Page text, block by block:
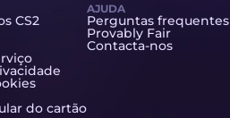
CS2
do cartão
AJUDA
Perguntas frequentes
Provably Fair
Contacta-nos